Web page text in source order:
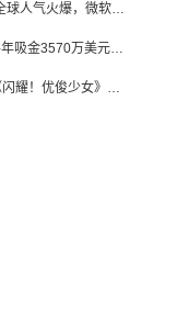
暑期档新作扎堆，BW2026全球人气火爆，微软XBOX大裁员|陀螺周报
《皮克敏 Bloom》2026上半年吸金3570万美元，中国台湾成最大市场
出海首年营收超1亿美元，《闪耀！优俊少女》美国市场占比达七成